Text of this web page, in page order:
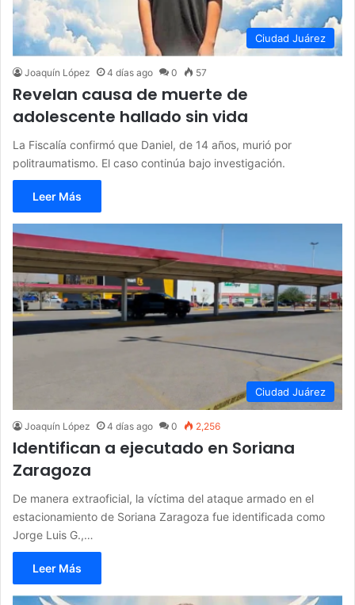
Ciudad Juárez
Joaquín López 4 días ago 0 57
Revelan causa de muerte de
adolescente hallado sin vida
La Fiscalía confirmó que Daniel, de 14 años, murió por
politraumatismo. El caso continúa bajo investigación.
Leer Más
Ciudad Juárez
Joaquín López 4 días ago 0 2,256
Identifican a ejecutado en Soriana
Zaragoza
De manera extraoficial, la víctima del ataque armado en el
estacionamiento de Soriana Zaragoza fue identificada como
Jorge Luis G.,…
Leer Más